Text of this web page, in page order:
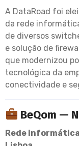
A DataRoad foi
da rede
de diversos
e solução de
que modernizou
tecnológica da
conectividade e
BeQom —
Rede informática